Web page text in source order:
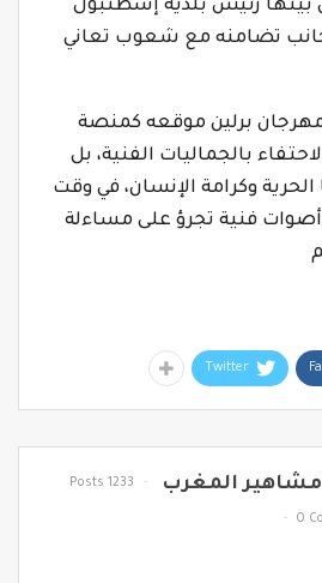
بينها رئيس بلدية إسطنبول
جانب تضامنه مع شعوب تعاني
مهرجان برلين موقعه كمنصة
بالجماليات الفنية، بل
الحرية وكرامة الإنسان، في وقت
أصوات فنية تجرؤ على مساءلة
Twitter
المغرب 1233 Posts
0